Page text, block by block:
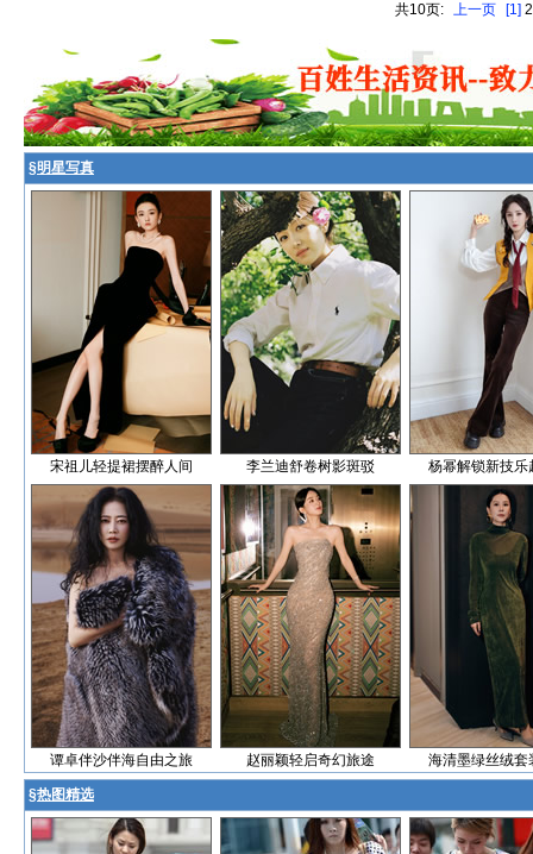
共10页: 上一页 [1]
§明星写真
宋祖儿轻提裙摆醉人间 李兰迪舒卷树影斑驳 杨幂解锁新技乐
谭卓伴沙伴海自由之旅 赵丽颖轻启奇幻旅途 海清墨绿丝绒套
§热图精选